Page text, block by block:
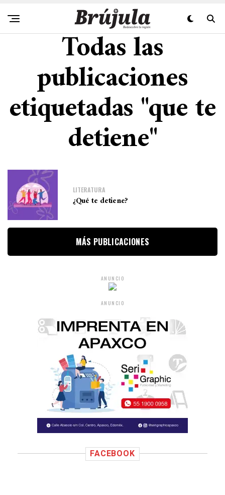
Todas las
publicaciones
etiquetadas "que te
detiene"
LITERATURA
¿Qué te detiene?
MÁS PUBLICACIONES
ANUNCIO
ANUNCIO
FACEBOOK